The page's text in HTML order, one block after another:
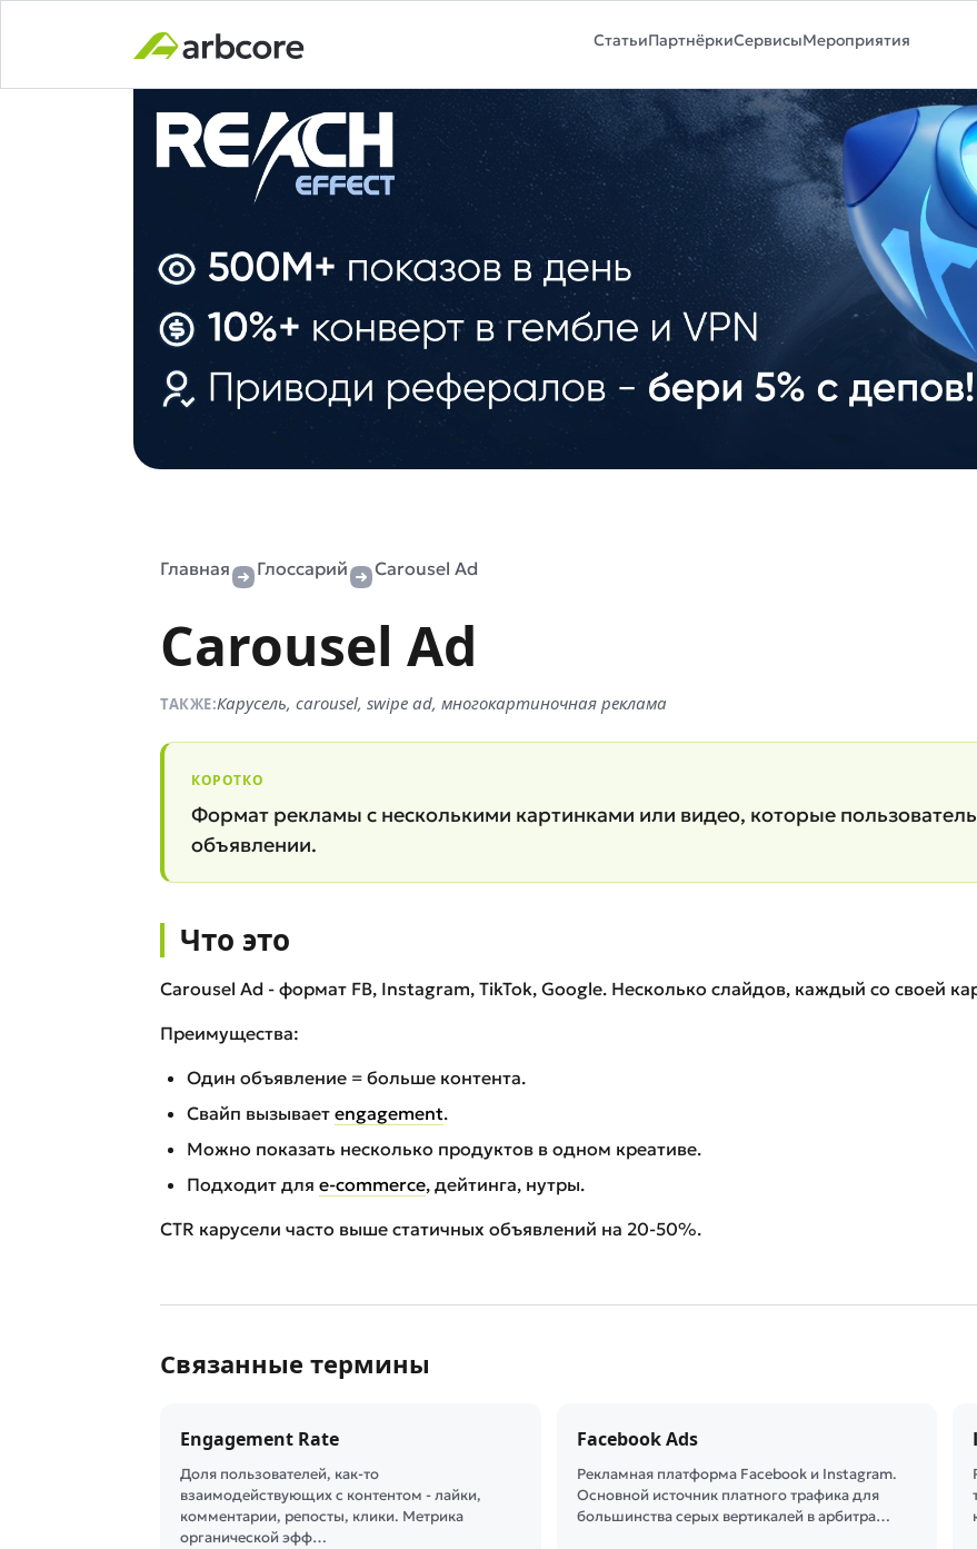
СтатьиПартнёркиСервисыМероприятия
Главная Глоссарий Carousel Ad
Carousel Ad
ТАКЖЕ:Карусель, carousel, swipe ad, многокартиночная реклама
КОРОТКО
Формат рекламы с несколькими картинками или видео, которые
объявлении.
Что это
Carousel Ad - формат FB, Instagram, TikTok, Google. Несколько слайдов, каждый со своей
Преимущества:
Один объявление = больше контента.
Свайп вызывает engagement.
Можно показать несколько продуктов в одном креативе.
Подходит для e-commerce, дейтинга, нутры.
CTR карусели часто выше статичных объявлений на 20-50%.
Связанные термины
Engagement Rate
Доля пользователей, как-то
взаимодействующих с контентом - лайки,
комментарии, репосты, клики. Метрика
органической эфф…
Facebook Ads
Рекламная платформа Facebook и Instagram.
Основной источник платного трафика для
большинства серых вертикалей в арбитра…